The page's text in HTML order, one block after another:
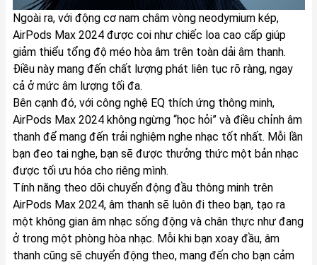
Ngoài ra, với động cơ nam châm vòng neodymium kép,
AirPods Max 2024 được coi như chiếc loa cao cấp giúp
giảm thiểu tổng độ méo hòa âm trên toàn dải âm thanh.
Điều này mang đến chất lượng phát liên tục rõ ràng, ngay
cả ở mức âm lượng tối đa.
Bên cạnh đó, với công nghệ EQ thích ứng thông minh,
AirPods Max 2024 không ngừng “học hỏi” và điều chỉnh âm
thanh để mang đến trải nghiệm nghe nhạc tốt nhất. Mỗi lần
bạn đeo tai nghe, bạn sẽ được thưởng thức một bản nhạc
được tối ưu hóa cho riêng mình.
Tính năng theo dõi chuyển động đầu thông minh trên
AirPods Max 2024, âm thanh sẽ luôn đi theo bạn, tạo ra
một không gian âm nhạc sống động và chân thực như đang
ở trong một phòng hòa nhạc. Mỗi khi bạn xoay đầu, âm
thanh cũng sẽ chuyển động theo, mang đến cho bạn cảm